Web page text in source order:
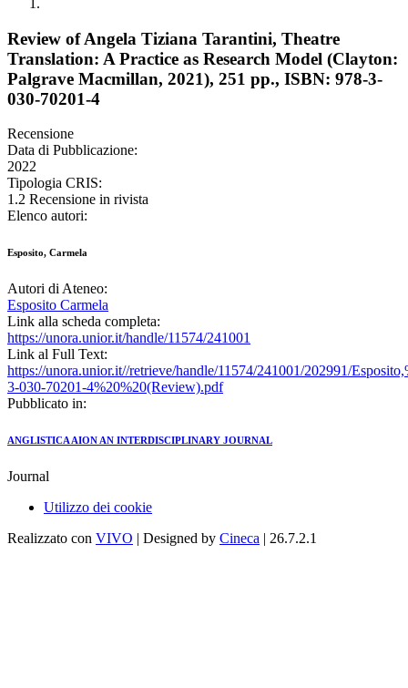
Review of Angela Tiziana Tarantini, Theatre
Translation: A Practice as Research Model (Clayton:
Palgrave Macmillan, 2021), 251 pp., ISBN: 978-3-
030-70201-4
Recensione
Data di Pubblicazione:
2022
Tipologia CRIS:
1.2 Recensione in rivista
Elenco autori:
Esposito, Carmela
Autori di Ateneo:
Esposito Carmela
Link alla scheda completa:
https://unora.unior.it/handle/11574/241001
Link al Full Text:
https://unora.unior.it//retrieve/handle/11574/241001/202991/
3-030-70201-4%20%20(Review).pdf
Pubblicato in:
ANGLISTICA AION AN INTERDISCIPLINARY JOURNAL
Journal
Utilizzo dei cookie
Realizzato con VIVO | Designed by Cineca | 26.7.2.1